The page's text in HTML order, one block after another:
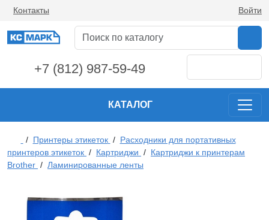
Контакты Войти
+7 (812) 987-59-49
КАТАЛОГ
/ Принтеры этикеток / Расходники для портативных
принтеров этикеток / Картриджи / Картриджи к принтерам
Brother / Ламинированные ленты